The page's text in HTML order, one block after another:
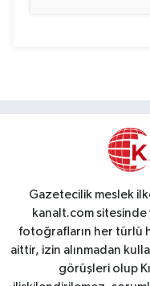
Gazetecilik meslek
kanalt.com sitesinde
fotoğrafların her türlü
aittir, izin alınmadan
görüşleri olup